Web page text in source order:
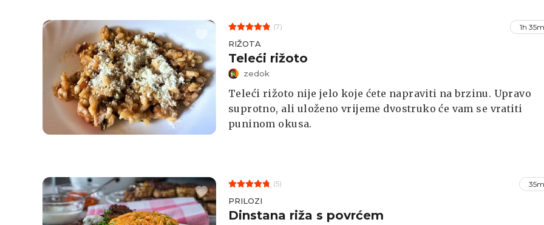
(7) 1h
RIŽOTA
Teleći rižoto
zedok
Teleći rižoto nije jelo koje ćete napraviti na brzinu. Upravo
suprotno, ali uloženo vrijeme dvostruko će vam se vratiti
puninom okusa.
(5)
PRILOZI
Dinstana riža s povrćem